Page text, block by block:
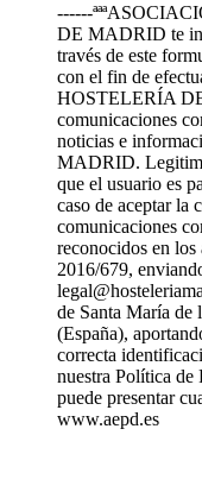
------
DE MADRID te
través de este
con el fin de
HOSTELERÍA
comunicaciones
noticias e
MADRID.
que el usuario es
caso de aceptar la
comunicaciones
reconocidos en
2016/679,
de Santa María de
(España),
correcta
nuestra Política
puede presentar
www.aepd.es